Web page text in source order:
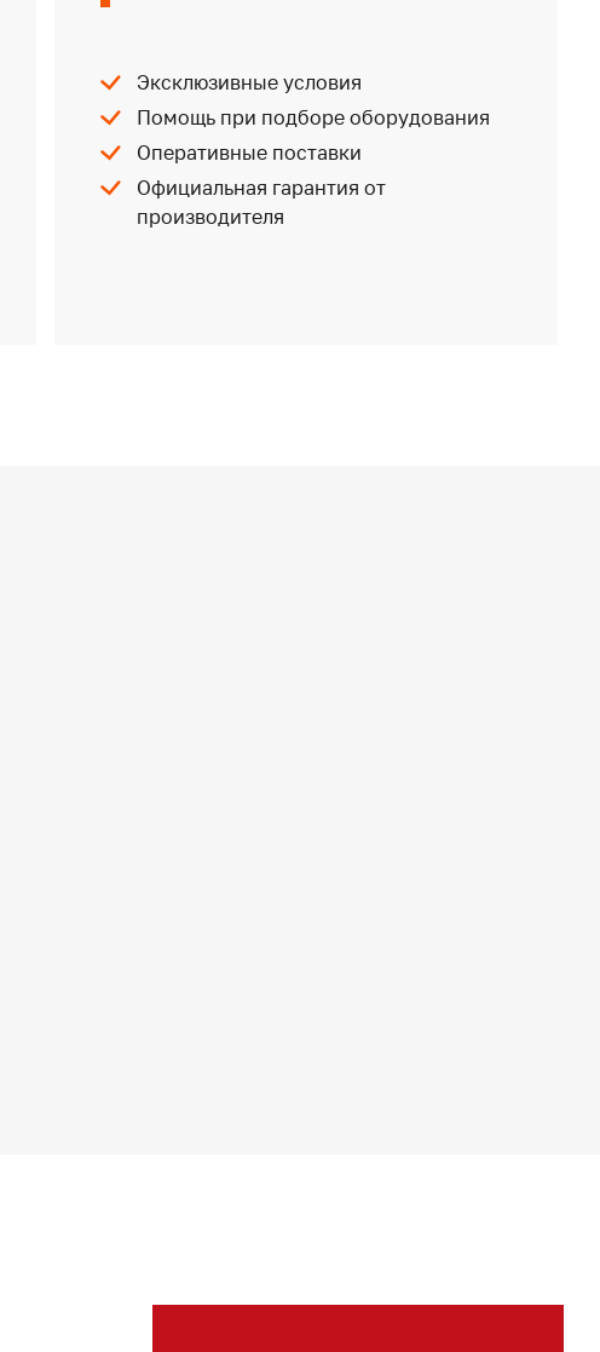
Эксклюзивные условия
Помощь при подборе оборудования
Оперативные поставки
Официальная гарантия от
производителя